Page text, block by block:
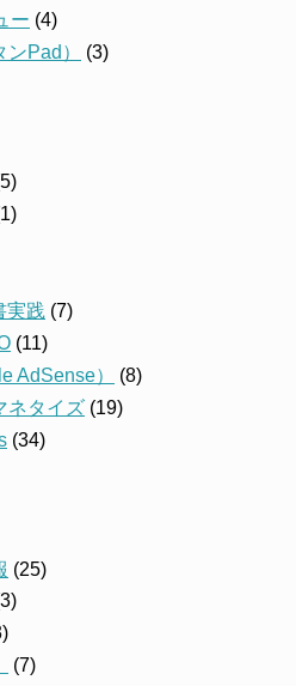
ー (4)
Pad）
(3)
実践 (7)
(11)
AdSense）
(8)
ネタイズ (19)
(34)
(25)
(7)